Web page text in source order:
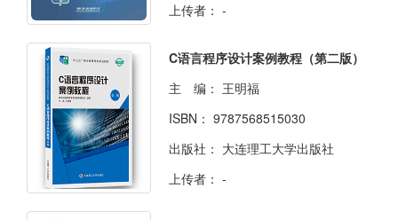
上传者： -
C语言程序设计案例教程（第二版）
主 编： 王明福
ISBN： 9787568515030
出版社： 大连理工大学出版社
上传者： -